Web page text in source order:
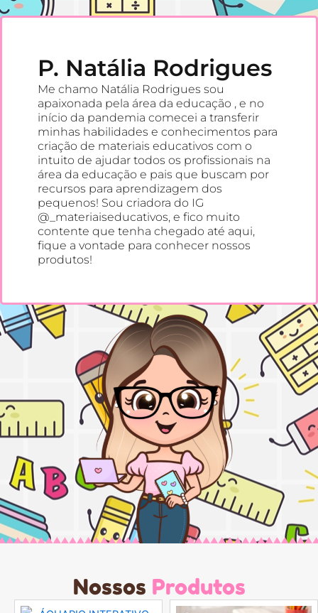
P. Natália Rodrigues
Me chamo Natália Rodrigues sou
apaixonada pela área da educação , e no
início da pandemia comecei a transferir
minhas habilidades e conhecimentos para
criação de materiais educativos com o
intuito de ajudar todos os profissionais na
área da educação e pais que buscam por
recursos para aprendizagem dos
pequenos! Sou criadora do IG
@_materiaiseducativos, e fico muito
contente que tenha chegado até aqui,
fique a vontade para conhecer nossos
produtos!
Nossos Produtos